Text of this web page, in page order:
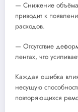
— Снижение
приводит к
расходов.
— Отсутствие
лентах, что
Каждая ошибка
несущую
повторяющихся